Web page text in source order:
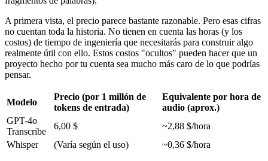
A primera vista, el precio parece bastante razonable. Pero esas cifras
no cuentan toda la historia. No tienen en cuenta las horas (y los
costos) de tiempo de ingeniería que necesitarás para construir algo
realmente útil con ello. Estos costos "ocultos" pueden hacer que un
proyecto hecho por tu cuenta sea mucho más caro de lo que podrías
pensar.
Modelo
Precio (por 1 millón de
tokens de entrada)
Equivalente por hora de
audio (aprox.)
GPT-4o
Transcribe
6,00 $
~2,88 $/hora
Whisper
(Varía según el uso) ~0,36 $/hora